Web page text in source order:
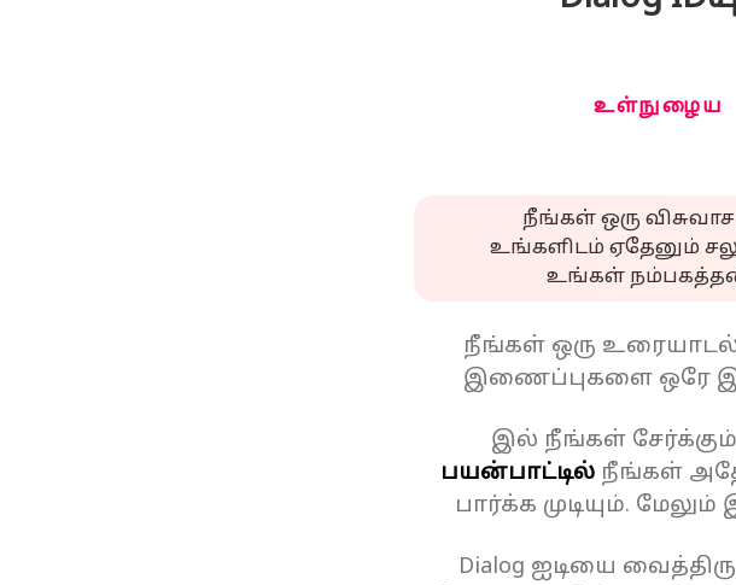
உள்நுழைய
நீங்கள் ஒரு
உங்களிடம் ஏதேனும்
உங்கள்
நீங்கள் ஒரு
இணைப்புகளை ஒரே
இல் நீங்கள்
பயன்பாட்டில்நீங்கள் அதே
பார்க்க முடியும்.
Dialog ஐடியை